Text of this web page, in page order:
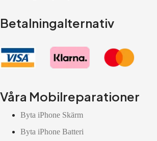
Betalningalternativ
Våra Mobilreparationer
Byta iPhone Skärm
Byta iPhone Batteri